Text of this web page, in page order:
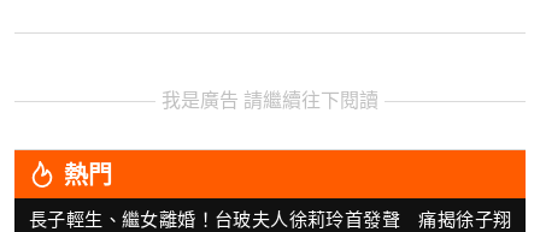
我是廣告 請繼續往下閱讀
熱門
長子輕生、繼女離婚！台玻夫人徐莉玲首發聲 痛揭徐子翔